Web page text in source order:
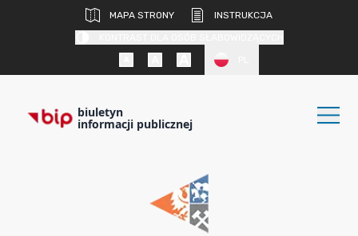
MAPA STRONY
INSTRUKCJA
biuletyn
informacji publicznej